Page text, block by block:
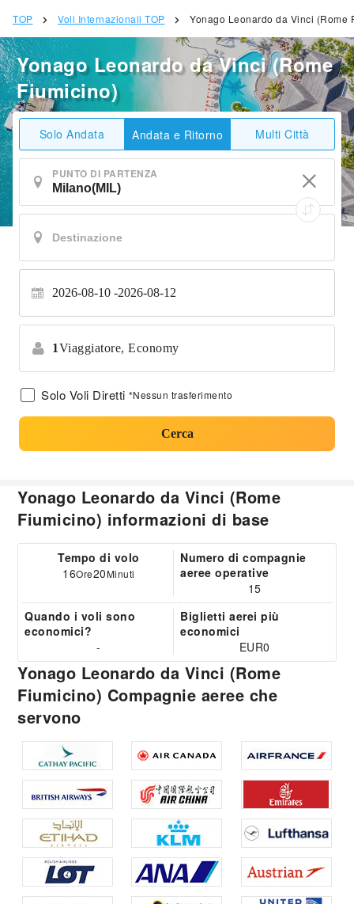
TOP Voli Internazionali TOP Yonago Leonardo da Vinci (Rome
Yonago Leonardo da Vinci (Rome
Fiumicino)
Solo Andata Andata e Ritorno Multi Città
PUNTO DI PARTENZA
2026-08-10 2026-08-12
1Viaggiatore, Economy
Solo Voli Diretti *Nessun trasferimento
Cerca
Yonago Leonardo da Vinci (Rome
Fiumicino) informazioni di base
Tempo di volo
16Ore20Minuti
Numero di compagnie
aeree operative
15
Quando i voli sono
economici?
-
Biglietti aerei più
economici
EUR0
Yonago Leonardo da Vinci (Rome
Fiumicino) Compagnie aeree che
servono